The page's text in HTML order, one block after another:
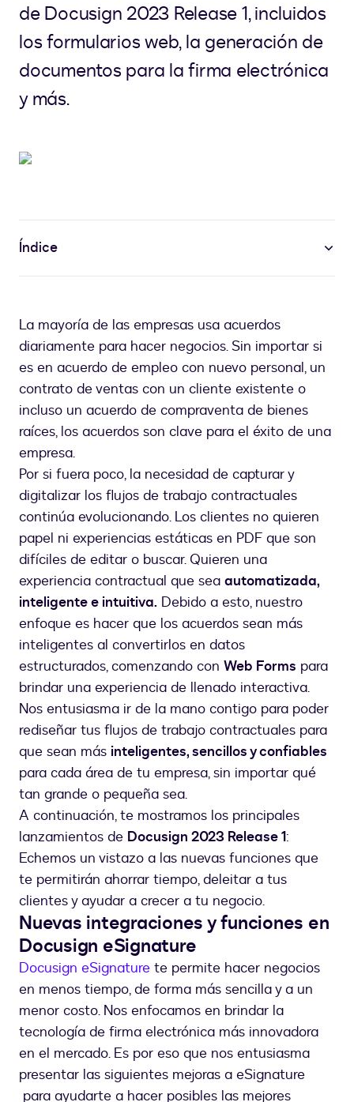
de Docusign 2023 Release 1, incluidos
los formularios web, la generación de
documentos para la firma electrónica
y más.
Índice
La mayoría de las empresas usa acuerdos
diariamente para hacer negocios. Sin importar si
es en acuerdo de empleo con nuevo personal, un
contrato de ventas con un cliente existente o
incluso un acuerdo de compraventa de bienes
raíces, los acuerdos son clave para el éxito de una
empresa.
Por si fuera poco, la necesidad de capturar y
digitalizar los flujos de trabajo contractuales
continúa evolucionando. Los clientes no quieren
papel ni experiencias estáticas en PDF que son
difíciles de editar o buscar. Quieren una
experiencia contractual que sea automatizada,
inteligente e intuitiva. Debido a esto, nuestro
enfoque es hacer que los acuerdos sean más
inteligentes al convertirlos en datos
estructurados, comenzando con Web Forms para
brindar una experiencia de llenado interactiva.
Nos entusiasma ir de la mano contigo para poder
rediseñar tus flujos de trabajo contractuales para
que sean más inteligentes, sencillos y confiables
para cada área de tu empresa, sin importar qué
tan grande o pequeña sea.
A continuación, te mostramos los principales
lanzamientos de Docusign 2023 Release 1:
Echemos un vistazo a las nuevas funciones que
te permitirán ahorrar tiempo, deleitar a tus
clientes y ayudar a crecer a tu negocio.
Nuevas integraciones y funciones en
Docusign eSignature
Docusign eSignature te permite hacer negocios
en menos tiempo, de forma más sencilla y a un
menor costo. Nos enfocamos en brindar la
tecnología de firma electrónica más innovadora
en el mercado. Es por eso que nos entusiasma
presentar las siguientes mejoras a eSignature
para ayudarte a hacer posibles las mejores